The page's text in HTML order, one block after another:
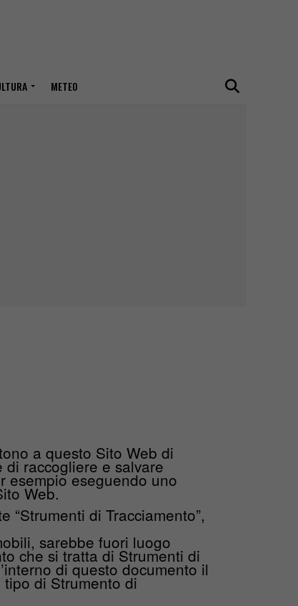
METEO
a questo Sito Web di
raccogliere e salvare
esempio eseguendo uno
Web.
di Tracciamento”,
sarebbe fuori luogo
che si tratta di Strumenti di
di questo documento il
di Strumento di